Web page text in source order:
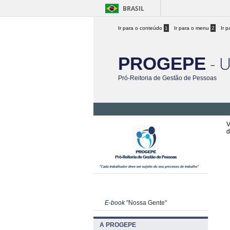
BRASIL
Ir para o conteúdo 1 Ir para o menu 2 Ir
PROGEPE -
Pró-Reitoria de Gestão de Pessoas
E-book"Nossa Gente"
A PROGEPE